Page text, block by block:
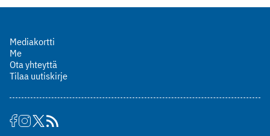
Mediakortti
Me
Ota yhteyttä
Tilaa uutiskirje